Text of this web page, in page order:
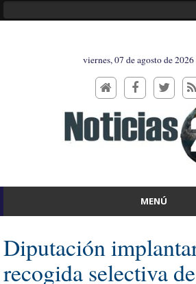
viernes, 07 de agosto de 2026
MENÚ
Diputación
recogida selectiva